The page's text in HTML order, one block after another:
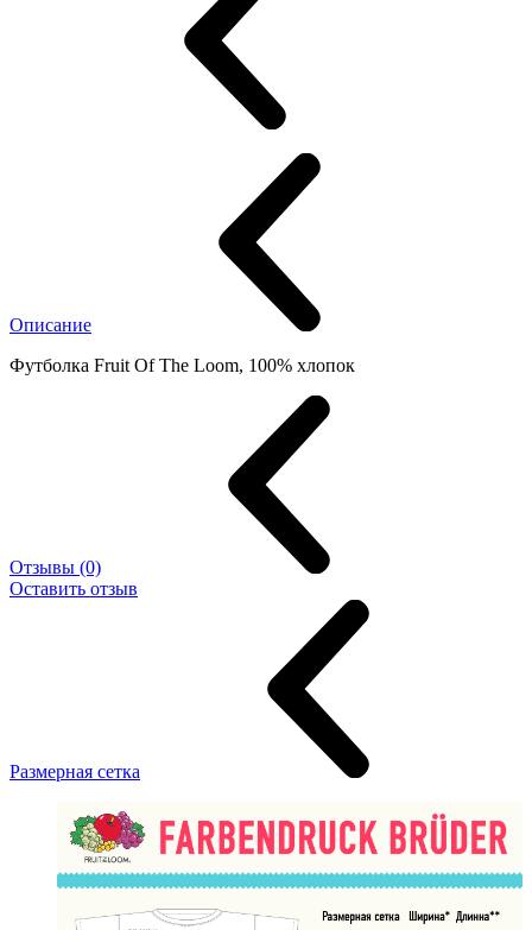
Описание
Футболка Fruit Of The Loom, 100% хлопок
Отзывы (0)
Оставить отзыв
Размерная сетка